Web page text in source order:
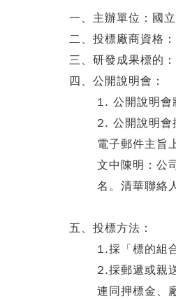
一、主辦單位：國
二、投標廠商資格
三、研發成果標的
四、公開說明會：
1. 公開說明會
2. 公開說明會
電子郵件主旨
文中陳明：公
名。清華聯絡
五、投標方法：
1.採「標的組
2.採郵遞或親
連同押標金、